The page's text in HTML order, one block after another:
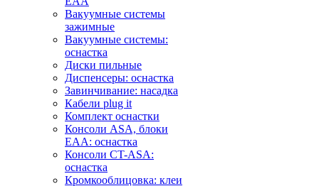
Вакуумные системы
зажимные
Вакуумные системы:
оснастка
Диски пильные
Диспенсеры: оснастка
Завинчивание: насадка
Кабели plug it
Комплект оснастки
Консоли ASA, блоки
EAA: оснастка
Консоли CT-ASA:
оснастка
Кромкооблицовка: клеи